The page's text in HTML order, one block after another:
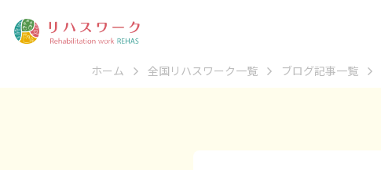
ホーム 全国リハスワーク一覧 ブログ記事一覧